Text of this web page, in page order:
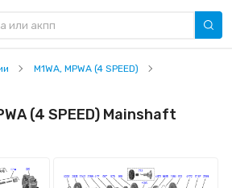
M1WA, MPWA (4 SPEED)
(4 SPEED) Mainshaft